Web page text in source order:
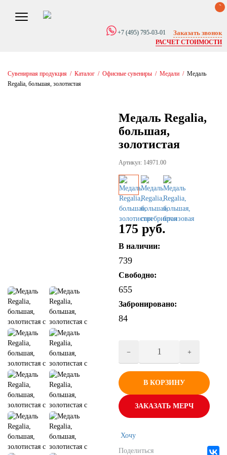
0
+7 (495) 795-03-01 Заказать звонок
РАСЧЕТ СТОИМОСТИ
Сувенирная продукция / Каталог / Офисные сувениры / Медали / Медаль
Regalia, большая, золотистая
Медаль Regalia,
большая,
золотистая
Артикул: 14971.00
175 руб.
В наличии:
739
Свободно:
655
Забронировано:
84
В КОРЗИНУ
ЗАКАЗАТЬ МЕРЧ
Хочу
Поделиться